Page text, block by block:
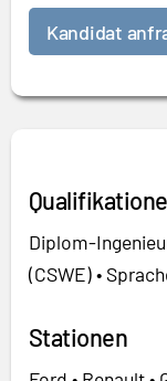
Kandidat
Diplom-
(CSWE) •
Stationen